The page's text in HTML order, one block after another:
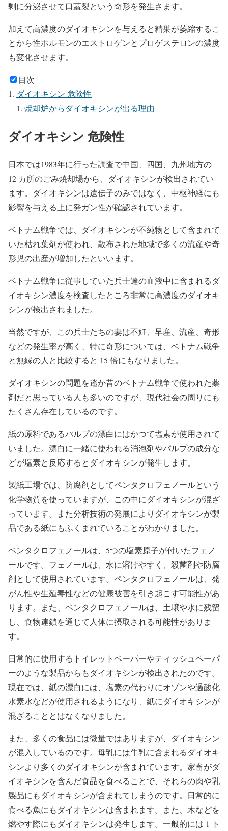
剰に分泌させて口蓋裂という奇形を発生さます。
加えて高濃度のダイオキシンを与えると精巣が萎縮するこ
とから性ホルモンのエストロゲンとプロゲステロンの濃度
も変化させます。
目次
ダイオキシン 危険性
焼却炉からダイオキシンが出る理由
ダイオキシン 危険性
日本では1983年に行った調査で中国、四国、九州地方の
12 カ所のごみ焼却場から、ダイオキシンが検出されてい
ます。ダイオキシンは遺伝子のみではなく、中枢神経にも
影響を与える上に発ガン性が確認されています。
ベトナム戦争では、ダイオキシンが不純物として含まれて
いた枯れ葉剤が使われ、散布された地域で多くの流産や奇
形児の出産が増加したといいます。
ベトナム戦争に従事していた兵士達の血液中に含まれるダ
イオキシン濃度を検査したところ非常に高濃度のダイオキ
シンが検出されました。
当然ですが、この兵士たちの妻は不妊、早産、流産、奇形
などの発生率が高く、特に奇形については、ベトナム戦争
と無縁の人と比較すると 15 倍にもなりました。
ダイオキシンの問題を遙か昔のベトナム戦争で使われた薬
剤だと思っている人も多いのですが、現代社会の周りにも
たくさん存在しているのです。
紙の原料であるパルプの漂白にはかつて塩素が使用されて
いました。漂白に一緒に使われる消泡剤やパルプの成分な
どが塩素と反応するとダイオキシンが発生します。
製紙工場では、防腐剤としてペンタクロフェノールという
化学物質を使っていますが、この中にダイオキシンが混ざ
っています。また分析技術の発展によりダイオキシンが製
品である紙にもふくまれていることがわかりました。
ペンタクロフェノールは、5つの塩素原子が付いたフェノ
ールです。フェノールは、水に溶けやすく、殺菌剤や防腐
剤として使用されています。ペンタクロフェノールは、発
がん性や生殖毒性などの健康被害を引き起こす可能性があ
ります。また、ペンタクロフェノールは、土壌や水に残留
し、食物連鎖を通じて人体に摂取される可能性がありま
す。
日常的に使用するトイレットペーパーやティッシュペーパ
ーのような製品からもダイオキシンが検出されたのです。
現在では、紙の漂白には、塩素の代わりにオゾンや過酸化
水素水などが使用されるようになり、紙にダイオキシンが
混ざることとはなくなりました。
また、多くの食品には微量ではありますが、ダイオキシン
が混入しているのです。母乳には牛乳に含まれるダイオキ
シンより多くのダイオキシンが含まれています。家畜がダ
イオキシンを含んだ食品を食べることで、それらの肉や乳
製品にもダイオキシンが含まれてしまうのです。日常的に
食べる魚にもダイオキシンは含まれます。また、木などを
燃やす際にもダイオキシンは発生します。一般的には 1 ト